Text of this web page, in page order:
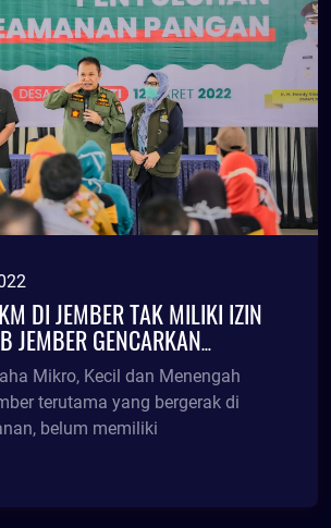
DI JEMBER TAK MILIKI IZIN
JEMBER GENCARKAN
PANGAN
Mikro, Kecil dan Menengah
terutama yang bergerak di
belum memiliki